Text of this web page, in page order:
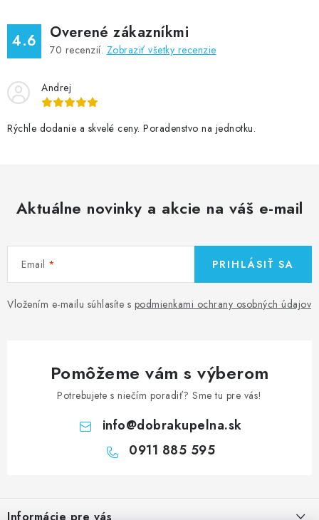
4.6 Overené zákazníkmi
70 recenzií. Zobraziť všetky recenzie
Andrej
Rýchle dodanie a skvelé ceny. Poradenstvo na jednotku.
Aktuálne novinky a akcie na váš e-mail
Email
Vložením e-mailu súhlasíte s podmienkami ochrany osobných údajov
PRIHLÁSIŤ SA
Pomôžeme vám s výberom
Potrebujete s niečím poradiť? Sme tu pre vás!
info@dobrakupelna.sk
0911 885 595